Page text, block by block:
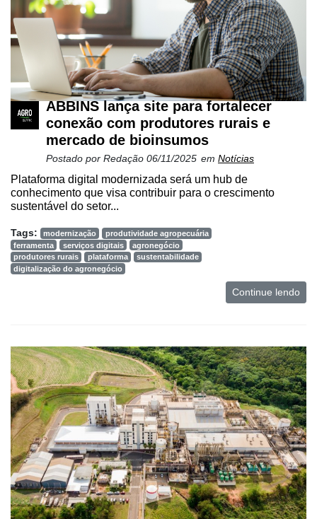
ABBINS lança site para fortalecer
conexão com produtores rurais e
mercado de bioinsumos
Postado por Redação 06/11/2025 em Notícias
Plataforma digital modernizada será um hub de
conhecimento que visa contribuir para o crescimento
sustentável do setor...
Tags: modernização
produtividade agropecuária
ferramenta
serviços digitais
agronegócio
produtores rurais
plataforma
sustentabilidade
digitalização do agronegócio
Continue lendo